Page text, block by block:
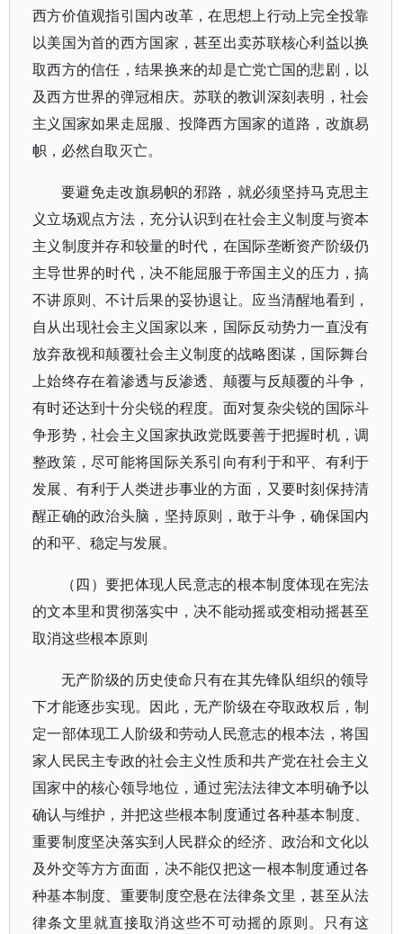
西方价值观指引国内改革，在思想上行动上完全投靠
以美国为首的西方国家，甚至出卖苏联核心利益以换
取西方的信任，结果换来的却是亡党亡国的悲剧，以
及西方世界的弹冠相庆。苏联的教训深刻表明，社会
主义国家如果走屈服、投降西方国家的道路，改旗易
帜，必然自取灭亡。
要避免走改旗易帜的邪路，就必须坚持马克思主
义立场观点方法，充分认识到在社会主义制度与资本
主义制度并存和较量的时代，在国际垄断资产阶级仍
主导世界的时代，决不能屈服于帝国主义的压力，搞
不讲原则、不计后果的妥协退让。应当清醒地看到，
自从出现社会主义国家以来，国际反动势力一直没有
放弃敌视和颠覆社会主义制度的战略图谋，国际舞台
上始终存在着渗透与反渗透、颠覆与反颠覆的斗争，
有时还达到十分尖锐的程度。面对复杂尖锐的国际斗
争形势，社会主义国家执政党既要善于把握时机，调
整政策，尽可能将国际关系引向有利于和平、有利于
发展、有利于人类进步事业的方面，又要时刻保持清
醒正确的政治头脑，坚持原则，敢于斗争，确保国内
的和平、稳定与发展。
（四）要把体现人民意志的根本制度体现在宪法
的文本里和贯彻落实中，决不能动摇或变相动摇甚至
取消这些根本原则
无产阶级的历史使命只有在其先锋队组织的领导
下才能逐步实现。因此，无产阶级在夺取政权后，制
定一部体现工人阶级和劳动人民意志的根本法，将国
家人民民主专政的社会主义性质和共产党在社会主义
国家中的核心领导地位，通过宪法法律文本明确予以
确认与维护，并把这些根本制度通过各种基本制度、
重要制度坚决落实到人民群众的经济、政治和文化以
及外交等方方面面，决不能仅把这一根本制度通过各
种基本制度、重要制度空悬在法律条文里，甚至从法
律条文里就直接取消这些不可动摇的原则。只有这